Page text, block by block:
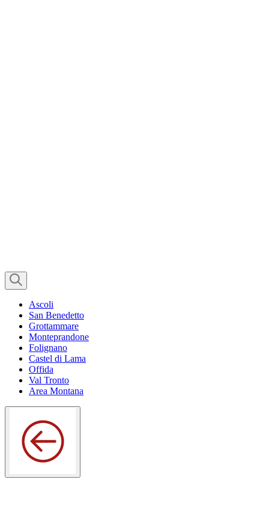
Ascoli
San Benedetto
Grottammare
Monteprandone
Folignano
Castel di Lama
Offida
Val Tronto
Area Montana